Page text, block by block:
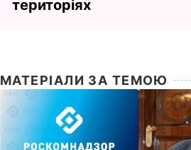
територіях
МАТЕРІАЛИ ЗА ТЕМОЮ